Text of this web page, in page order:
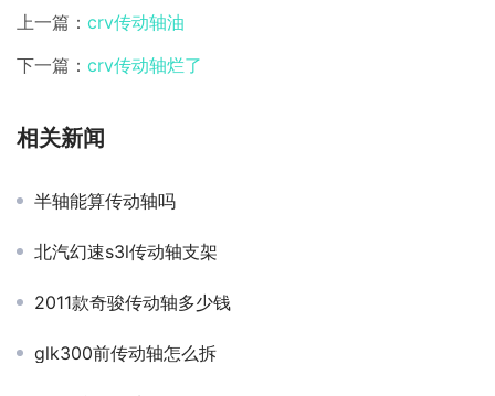
上一篇： crv传动轴油
下一篇： crv传动轴烂了
相关新闻
半轴能算传动轴吗
北汽幻速s3l传动轴支架
2011款奇骏传动轴多少钱
glk300前传动轴怎么拆